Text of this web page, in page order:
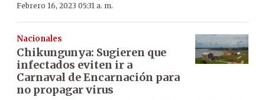
Febrero 16, 2023 05:31 a. m.
Nacionales
Chikungunya: Sugieren que
infectados eviten ir a
Carnaval de Encarnación para
no propagar virus